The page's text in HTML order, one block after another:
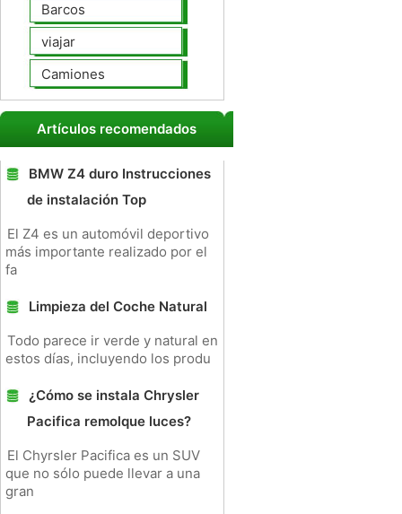
Barcos
viajar
Camiones
Artículos recomendados
BMW Z4 duro Instrucciones
de instalación Top
El Z4 es un automóvil deportivo
más importante realizado por el
fa
Limpieza del Coche Natural
Todo parece ir verde y natural en
estos días, incluyendo los produ
¿Cómo se instala Chrysler
Pacifica remolque luces?
El Chyrsler Pacifica es un SUV
que no sólo puede llevar a una
gran